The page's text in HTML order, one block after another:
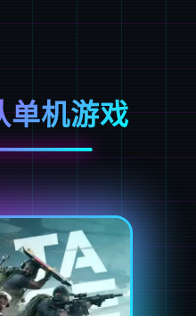
单机游戏